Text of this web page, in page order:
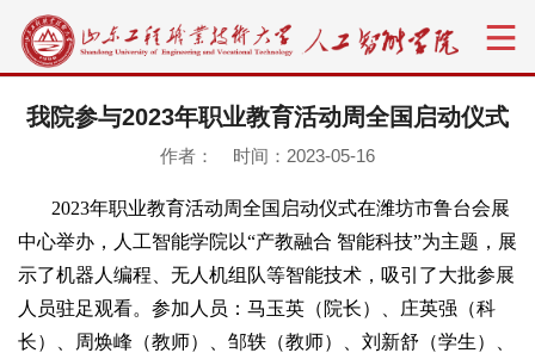
我院参与2023年职业教育活动周全国启动仪式
作者： 时间：2023-05-16
2023年职业教育活动周全国启动仪式在潍坊市鲁台会展
中心举办，人工智能学院以“产教融合 智能科技”为主题，展
示了机器人编程、无人机组队等智能技术，吸引了大批参展
人员驻足观看。参加人员：马玉英（院长）、庄英强（科
长）、周焕峰（教师）、邹轶（教师）、刘新舒（学生）、